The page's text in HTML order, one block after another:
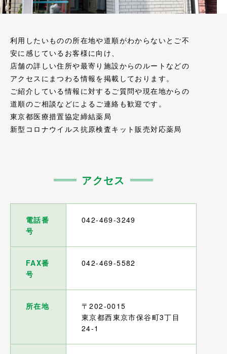
利用したいものの所在地や道順がわからないとご不
安に感じているお客様に向け、
店舗の詳しい住所や最寄り施設からのルートなどの
アクセスにまつわる情報を掲載しております。
ご紹介している情報に対するご質問や現在地からの
道順のご相談などによるご連絡も歓迎です。
東京都医療措置協定締結薬局
新型コロナウイルス抗原検査キット販売対応薬局
アクセス
電話番
号
042-469-3249
FAX番
号
042-469-5582
所在地
〒202-0015
東京都西東京市保谷町3丁目
24-1